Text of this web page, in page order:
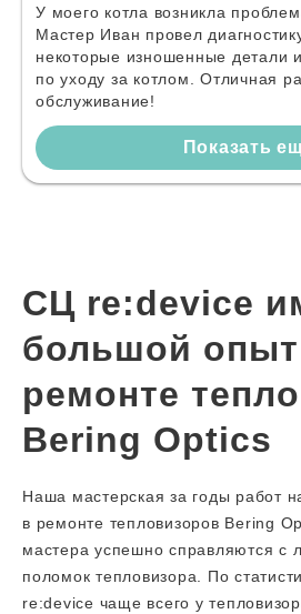
У моего котла возникла
Мастер Иван провел
некоторые изношенные детали
по уходу за котлом. Отличная
обслуживание!
Показать
СЦ re:device
большой
ремонте
Bering Optics
Наша мастерская за годы работ
в ремонте тепловизоров Bering
мастера успешно справляются с
поломок тепловизора. По
re:device чаще всего у